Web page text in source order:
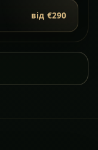
від €290